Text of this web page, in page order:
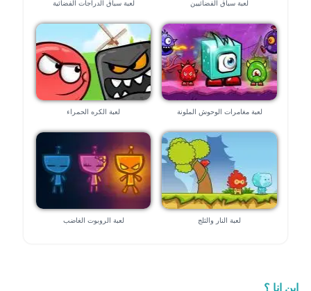
لعبة سباق الفضائيين لعبة سباق الدراجات الفضائية
لعبة مغامرات الوحوش الملونة لعبة الكره الحمراء
لعبة النار والثلج لعبة الروبوت الغاضب
اين انا ؟